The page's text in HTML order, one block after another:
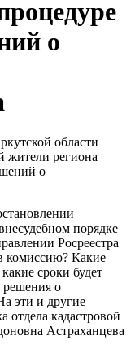
о
области
жители региона
о
порядке
Росреестра
комиссию? Какие
сроки будет
решения о
эти и другие
отдела кадастровой
Астраханцева